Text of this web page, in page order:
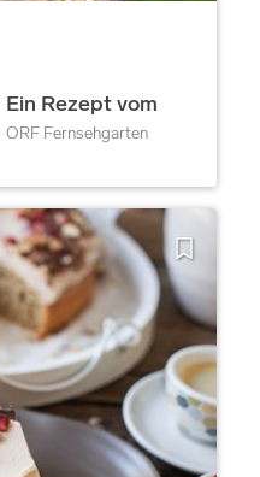
Ein Rezept vom
ORF Fernsehgarten